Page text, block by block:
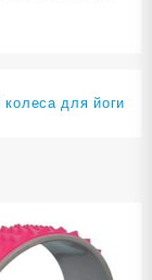
колеса для йоги